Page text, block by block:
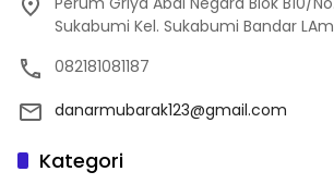
Sukabumi Kel. Sukabumi Bandar
082181081187
danarmubarak123@gmail.com
Kategori